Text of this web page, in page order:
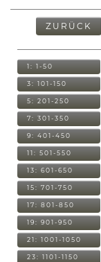
ZURÜCK
1: 1-50
3: 101-150
5: 201-250
7: 301-350
9: 401-450
11: 501-550
13: 601-650
15: 701-750
17: 801-850
19: 901-950
21: 1001-1050
23: 1101-1150